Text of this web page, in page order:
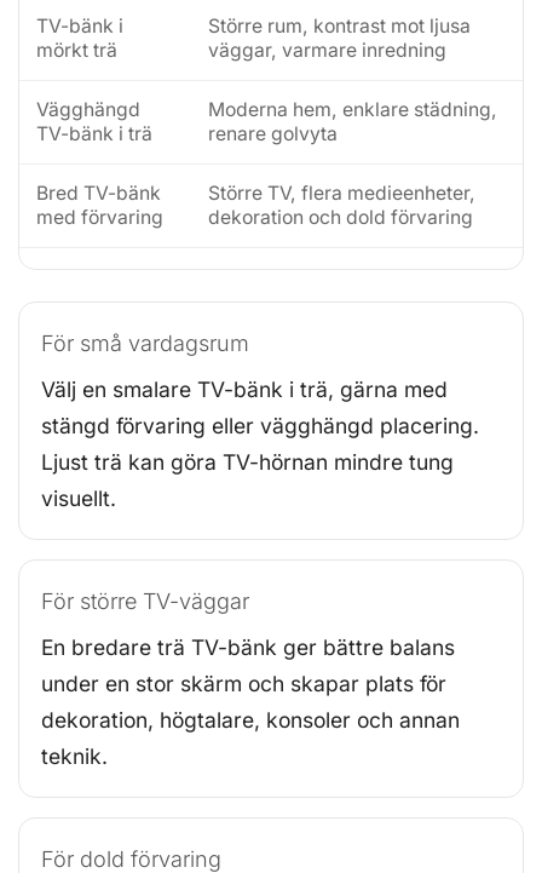
TV-bänk i
mörkt trä
Större rum, kontrast mot ljusa
väggar, varmare inredning
Vägghängd
TV-bänk i trä
Moderna hem, enklare städning,
renare golvyta
Bred TV-bänk
med förvaring
Större TV, flera medieenheter,
dekoration och dold förvaring
För små vardagsrum
Välj en smalare TV-bänk i trä, gärna med
stängd förvaring eller vägghängd placering.
Ljust trä kan göra TV-hörnan mindre tung
visuellt.
För större TV-väggar
En bredare trä TV-bänk ger bättre balans
under en stor skärm och skapar plats för
dekoration, högtalare, konsoler och annan
teknik.
För dold förvaring